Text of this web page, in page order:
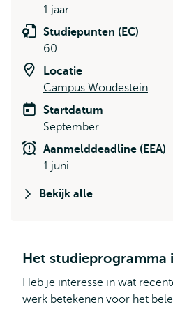
1 jaar
Studiepunten (EC)
60
Locatie
Campus Woudestein
Startdatum
September
Aanmelddeadline (EEA)
1 juni
Bekijk alle
Het studieprogramma
Heb je interesse in wat
werk betekenen voor het